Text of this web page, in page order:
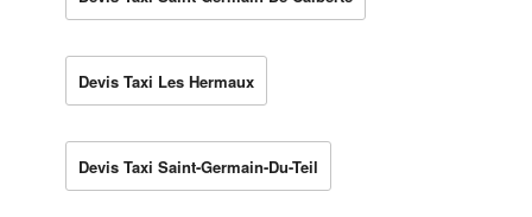
Devis Taxi Les Hermaux
Devis Taxi Saint-Germain-Du-Teil